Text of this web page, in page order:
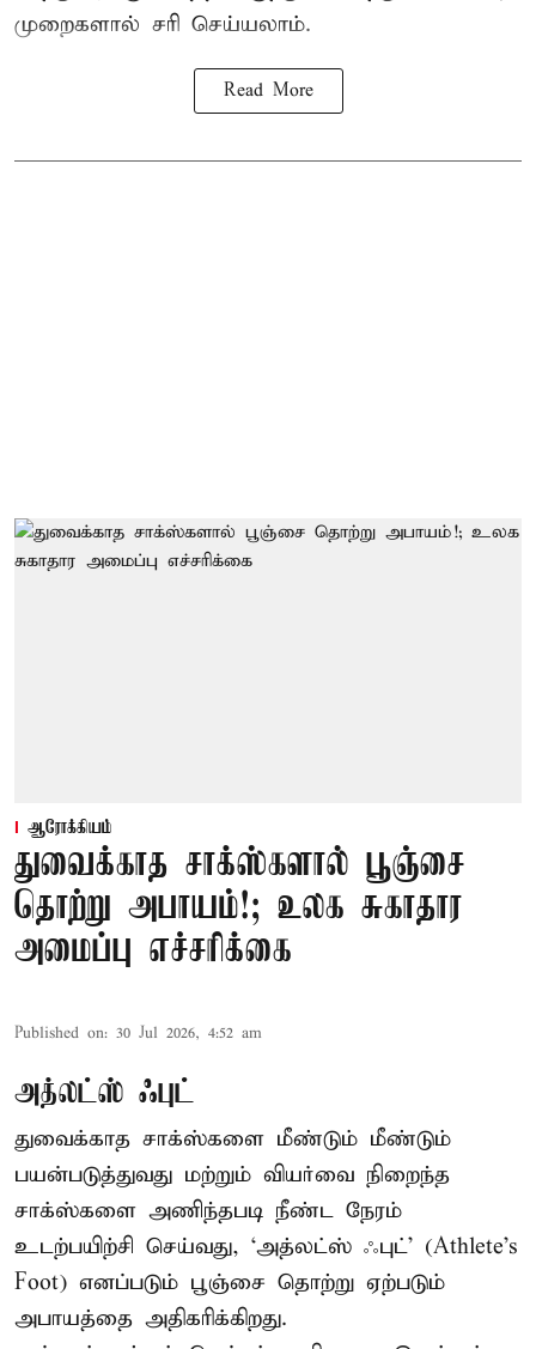
முறைகளால் சரி செய்யலாம்.
Read More
ஆரோக்கியம்
துவைக்காத சாக்ஸ்களால் பூஞ்சை
தொற்று அபாயம்!; உலக சுகாதார
அமைப்பு எச்சரிக்கை
Published on: 30 Jul 2026, 4:52 am
அத்லட்ஸ் ஃபுட்
துவைக்காத சாக்ஸ்களை மீண்டும் மீண்டும்
பயன்படுத்துவது மற்றும் வியர்வை நிறைந்த
சாக்ஸ்களை அணிந்தபடி நீண்ட நேரம்
உடற்பயிற்சி செய்வது, ‘அத்லட்ஸ் ஃபுட்’ (Athlete's
Foot) எனப்படும் பூஞ்சை தொற்று ஏற்படும்
அபாயத்தை அதிகரிக்கிறது.